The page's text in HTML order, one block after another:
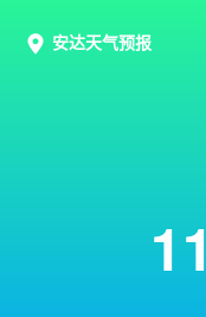
安达天气预报
11